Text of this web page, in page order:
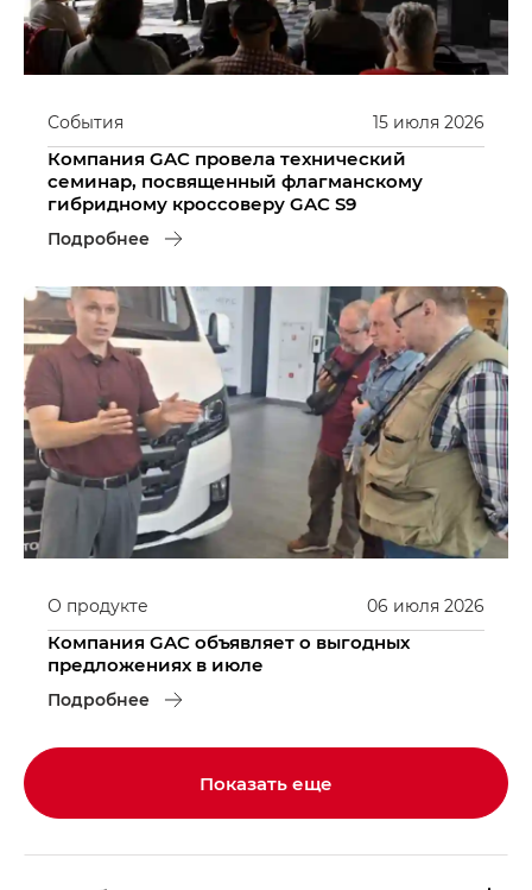
15 июля 2026
События
Компания GAC провела технический
семинар, посвященный флагманскому
гибридному кроссоверу GAC S9
Подробнее
06 июля 2026
О продукте
Компания GAC объявляет о выгодных
предложениях в июле
Подробнее
Показать еще